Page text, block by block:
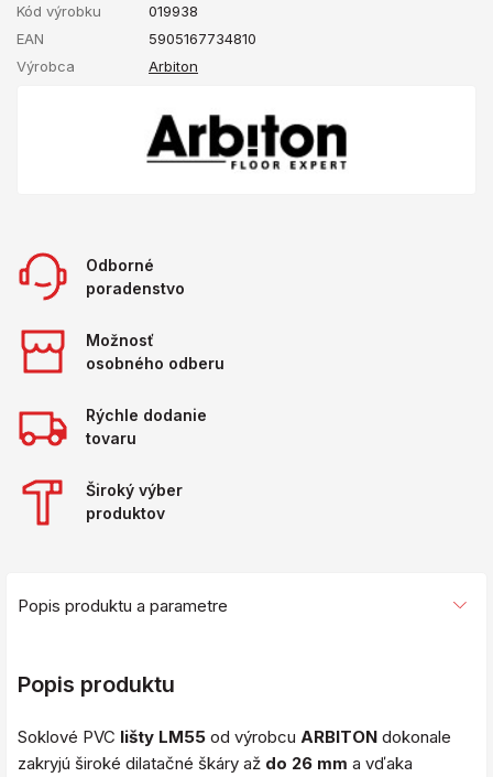
Kód výrobku
019938
EAN
5905167734810
Výrobca
Arbiton
Odborné
poradenstvo
Možnosť
osobného odberu
Rýchle dodanie
tovaru
Široký výber
produktov
Popis produktu a parametre
Popis produktu
Soklové PVC lišty LM55 od výrobcu ARBITON dokonale
zakryjú široké dilatačné škáry až do 26 mm a vďaka